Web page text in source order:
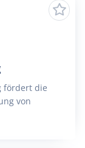
fördert die
von